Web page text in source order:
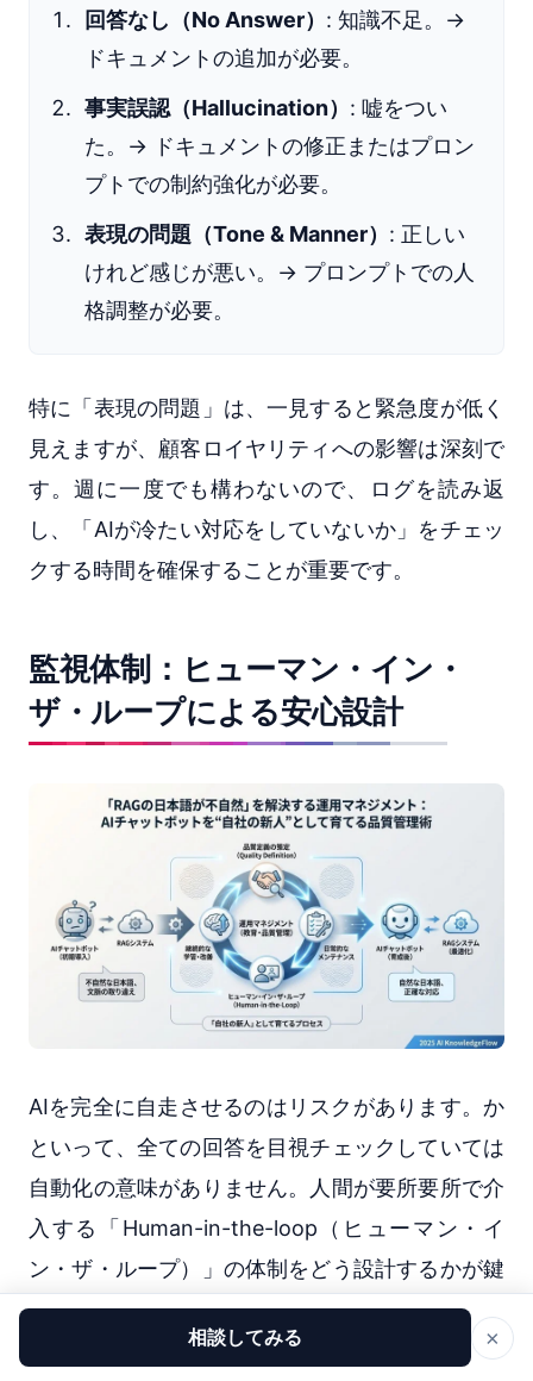
回答なし（No Answer） : 知識不足。→
ドキュメントの追加が必要。
事実誤認（Hallucination） : 嘘をつい
た。→ ドキュメントの修正またはプロン
プトでの制約強化が必要。
表現の問題（Tone & Manner） : 正しい
けれど感じが悪い。→ プロンプトでの人
格調整が必要。
特に「表現の問題」は、一見すると緊急度が低く
見えますが、顧客ロイヤリティへの影響は深刻で
す。週に一度でも構わないので、ログを読み返
し、「AIが冷たい対応をしていないか」をチェッ
クする時間を確保することが重要です。
監視体制：ヒューマン・イン・
ザ・ループによる安心設計
AIを完全に自走させるのはリスクがあります。か
といって、全ての回答を目視チェックしていては
自動化の意味がありません。人間が要所要所で介
入する「Human-in-the-loop（ヒューマン・イ
ン・ザ・ループ）」の体制をどう設計するかが鍵
となります。
相談してみる ×